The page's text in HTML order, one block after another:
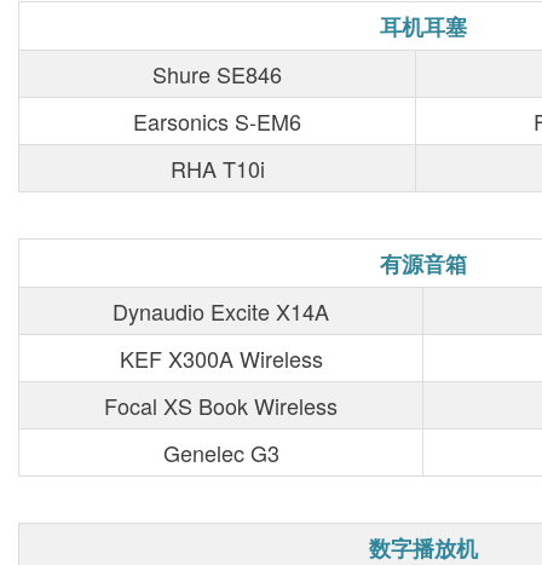
耳机耳塞
Shure SE846
Earsonics S-EM6
RHA T10i
有源音箱
Dynaudio Excite X14A
KEF X300A Wireless
Focal XS Book Wireless
Genelec G3
数字播放机